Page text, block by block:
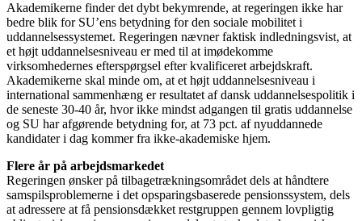
Akademikerne finder det dybt bekymrende, at regeringen ikke har
bedre blik for SU’ens betydning for den sociale mobilitet i
uddannelsessystemet. Regeringen nævner faktisk indledningsvist, at
et højt uddannelsesniveau er med til at imødekomme
virksomhedernes efterspørgsel efter kvalificeret arbejdskraft.
Akademikerne skal minde om, at et højt uddannelsesniveau i
international sammenhæng er resultatet af dansk uddannelsespolitik i
de seneste 30-40 år, hvor ikke mindst adgangen til gratis uddannelse
og SU har afgørende betydning for, at 73 pct. af nyuddannede
kandidater i dag kommer fra ikke-akademiske hjem.
Flere år på arbejdsmarkedet
Regeringen ønsker på tilbagetrækningsområdet dels at håndtere
samspilsproblemerne i det opsparingsbaserede pensionssystem, dels
at adressere at få pensionsdækket restgruppen gennem lovpligtig